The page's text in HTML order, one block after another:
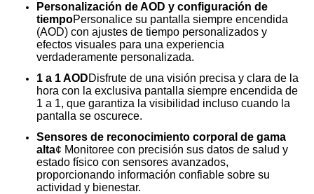
Personalización de AOD y configuración de
tiempoPersonalice su pantalla siempre encendida
(AOD) con ajustes de tiempo personalizados y
efectos visuales para una experiencia
verdaderamente personalizada.
1 a 1 AODDisfrute de una visión precisa y clara de la
hora con la exclusiva pantalla siempre encendida de
1 a 1, que garantiza la visibilidad incluso cuando la
pantalla se oscurece.
Sensores de reconocimiento corporal de gama
alta¢ Monitoree con precisión sus datos de salud y
estado físico con sensores avanzados,
proporcionando información confiable sobre su
actividad y bienestar.